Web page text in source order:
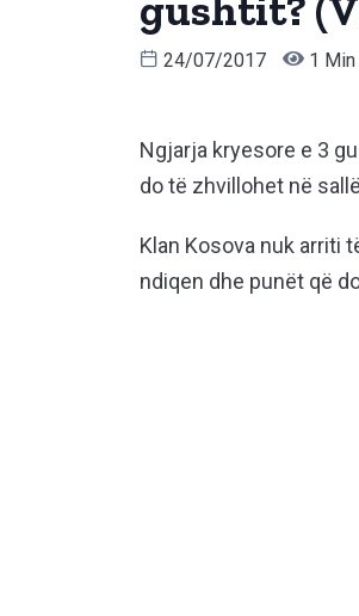
gushtit?
24/07/2017 1 Min
Ngjarja kryesore e 3
do të zhvillohet në
Klan Kosova nuk arriti
ndiqen dhe punët që